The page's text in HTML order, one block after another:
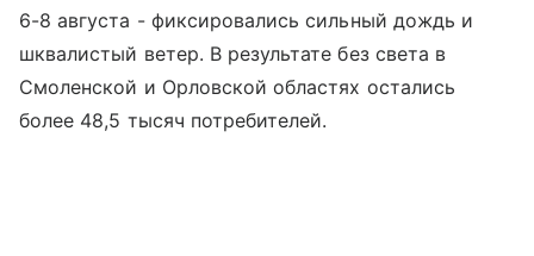
6-8 августа - фиксировались сильный дождь и
шквалистый ветер. В результате без света в
Смоленской и Орловской областях остались
более 48,5 тысяч потребителей.